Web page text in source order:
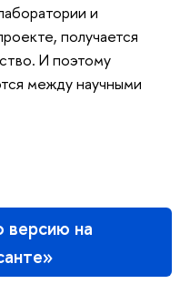
и
получается
И поэтому
между научными
версию на